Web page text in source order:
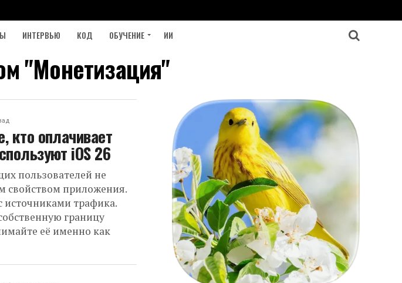
ИНТЕРВЬЮ КОД ОБУЧЕНИЕ ИИ
"Монетизация"
кто оплачивает
iOS 26
пользователей не
свойством приложения.
источниками трафика.
границу
её именно как